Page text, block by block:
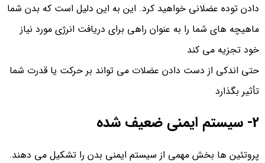
دادن توده عضلانی خواهید کرد. این به این دلیل است که بدن شما
ماهیچه های شما را به عنوان راهی برای دریافت انرژی مورد نیاز
خود تجزیه می کند
حتی اندکی از دست دادن عضلات می تواند بر حرکت یا قدرت شما
تأثیر بگذارد
2- سیستم ایمنی ضعیف شده
پروتئین ها بخش مهمی از سیستم ایمنی بدن را تشکیل می دهند.